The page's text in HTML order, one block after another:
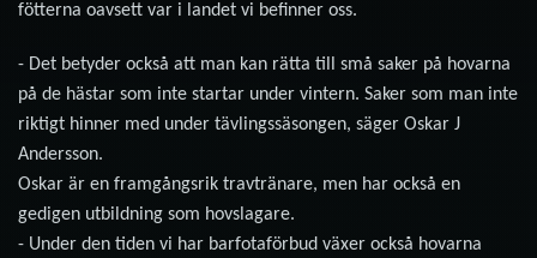
fötterna oavsett var i landet vi befinner oss.
- Det betyder också att man kan rätta till små saker på hovarna
på de hästar som inte startar under vintern. Saker som man inte
riktigt hinner med under tävlingssäsongen, säger Oskar J
Andersson.
Oskar är en framgångsrik travtränare, men har också en
gedigen utbildning som hovslagare.
- Under den tiden vi har barfotaförbud växer också hovarna